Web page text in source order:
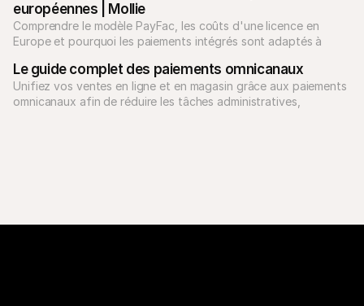
européennes | Mollie
Comprendre le modèle PayFac, les coûts d'une licence en
Europe et pourquoi les paiements intégrés sont adaptés à
Le guide complet des paiements omnicanaux
Unifiez vos ventes en ligne et en magasin grâce aux paiements
omnicanaux afin de réduire les tâches administratives,